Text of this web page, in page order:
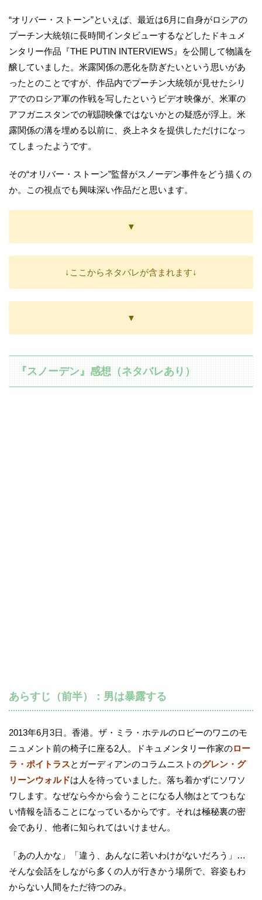
“オリバー・ストーン”といえば、最近は6月に自身がロシアの
プーチン大統領に長時間インタビューするなどしたドキュメ
ンタリー作品『THE PUTIN INTERVIEWS』を公開して物議を
醸していました。米露関係の悪化を防ぎたいという思いがあ
ったとのことですが、作品内でプーチン大統領が見せたシリ
アでのロシア軍の作戦を写したというビデオ映像が、米軍の
アフガニスタンでの戦闘映像ではないかとの疑惑が浮上。米
露関係の溝を埋める以前に、炎上ネタを提供しただけになっ
てしまったようです。
その“オリバー・ストーン”監督がスノーデン事件をどう描くの
か。この視点でも興味深い作品だと思います。
▼
↓ここからネタバレが含まれます↓
▼
『スノーデン』感想（ネタバレあり）
あらすじ（前半）：男は暴露する
2013年6月3日。香港。ザ・ミラ・ホテルのロビーのワニのモ
ニュメント前の椅子に座る2人。ドキュメンタリー作家のロー
ラ・ポイトラスとガーディアンのコラムニストのグレン・グ
リーンウォルドは人を待っていました。落ち着かずにソワソ
ワします。なぜなら今から会うことになる人物はとてつもな
い情報を語ることになっているからです。それは極秘裏の密
会であり、他者に知られてはいけません。
「あの人かな」「違う、あんなに若いわけがないだろう」…
そんな会話をしながら多くの人が行きかう場所で、容姿もわ
からない人間をただ待つのみ。